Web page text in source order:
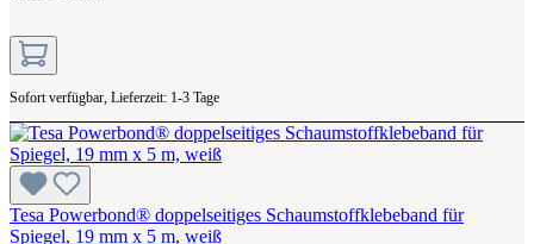
Sofort verfügbar, Lieferzeit: 1-3 Tage
Tesa Powerbond® doppelseitiges Schaumstoffklebeband für
Spiegel, 19 mm x 5 m, weiß